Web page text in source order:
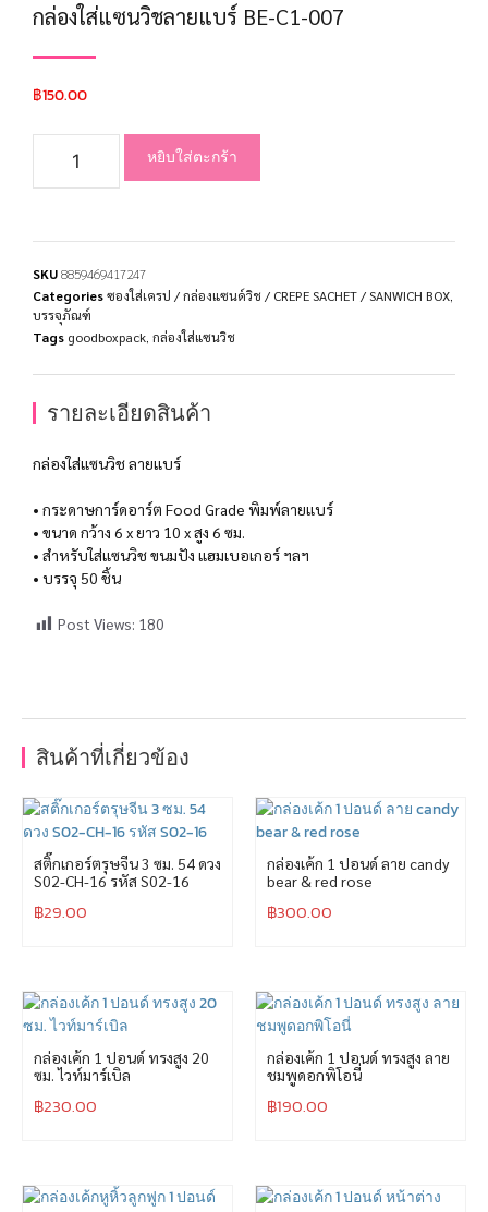
กล่องใส่แซนวิชลายแบร์ BE-C1-007
฿150.00
หยิบใส่ตะกร้า
SKU8859469417247
Categoriesซองใส่เครป / กล่องแซนด์วิช / CREPE SACHET / SANWICH BOX
บรรจุภัณฑ์
Tags goodboxpack กล่องใส่แซนวิช
รายละเอียดสินค้า
กล่องใส่แซนวิช ลายแบร์
• กระดาษการ์ดอาร์ต Food Grade พิมพ์ลายแบร์
• ขนาด กว้าง 6 x ยาว 10 x สูง 6 ซม.
• สำหรับใส่แซนวิช ขนมปัง แฮมเบอเกอร์ ฯลฯ
• บรรจุ 50 ชิ้น
Post Views: 180
สินค้าที่เกี่ยวข้อง
สติ๊กเกอร์ตรุษจีน 3 ซม. 54 ดวง
S02-CH-16 รหัส S02-16
฿29.00
กล่องเค้ก 1 ปอนด์ ลาย candy
bear & red rose
฿300.00
กล่องเค้ก 1 ปอนด์ ทรงสูง 20
ซม. ไวท์มาร์เบิล
฿230.00
กล่องเค้ก 1 ปอนด์ ทรงสูง ลาย
ชมพูดอกพิโอนี่
฿190.00